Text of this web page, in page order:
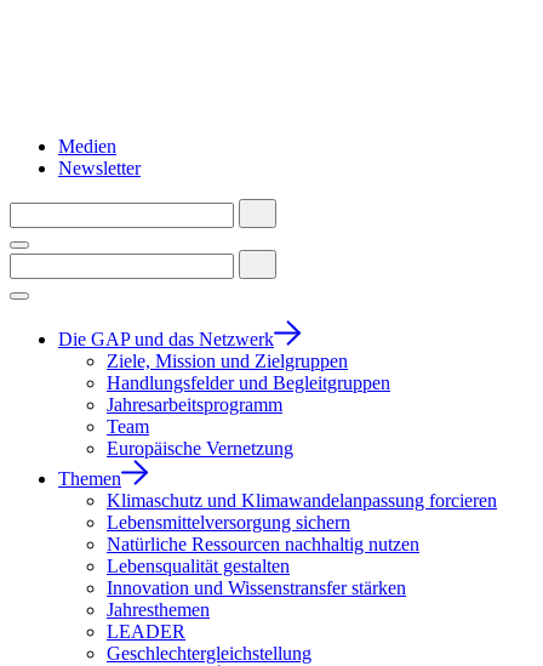
Medien
Newsletter
Die GAP und das Netzwerk
Ziele, Mission und Zielgruppen
Handlungsfelder und Begleitgruppen
Jahresarbeitsprogramm
Team
Europäische Vernetzung
Themen
Klimaschutz und Klimawandelanpassung forcieren
Lebensmittelversorgung sichern
Natürliche Ressourcen nachhaltig nutzen
Lebensqualität gestalten
Innovation und Wissenstransfer stärken
Jahresthemen
LEADER
Geschlechtergleichstellung